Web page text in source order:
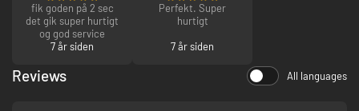
fik goden på 2 sec
det gik super hurtigt
og god service
7 år siden
Perfekt. Super
hurtigt
7 år siden
Reviews All languages